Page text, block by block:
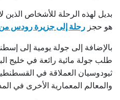
بديل لهذه الرحلة للأشخاص الذين
هو حجز رحلة إلى جزيرة رودس
بالإضافة إلى جولة يومية إلى
طلب جولة مائية رائعة في خليج
ثيودوسيان العملاقة في
والمعالم المعمارية الأخرى في